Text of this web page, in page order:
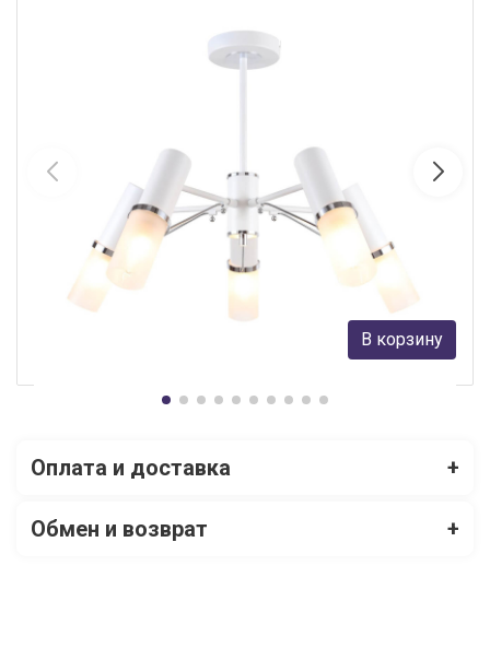
Люстра на штанге F-Promo 2559-5P
F-Promo
В корзину
Оплата и доставка +
Обмен и возврат +